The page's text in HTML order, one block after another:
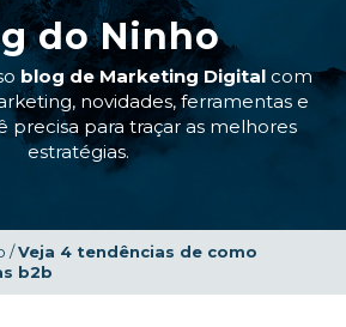
do Ninho
blog de Marketing Digital com
novidades, ferramentas e
precisa para traçar as melhores
estratégias.
/Veja 4 tendências de como
b2b